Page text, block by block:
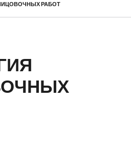
РАБОТ